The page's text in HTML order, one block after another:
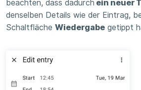
beachten, dass dadurch ein neuer
denselben Details wie der Eintrag,
Schaltfläche Wiedergabe getippt